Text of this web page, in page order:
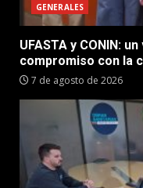
GENERALES
UFASTA y CONIN:
compromiso con la
7 de agosto de 2026